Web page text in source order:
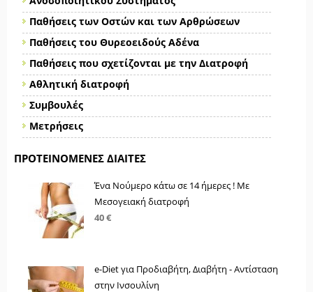
Παθήσεις των Οστών και των Αρθρώσεων
Παθήσεις του Θυρεοειδούς Αδένα
Παθήσεις που σχετίζονται με την Διατροφή
Αθλητική διατροφή
Συμβουλές
Μετρήσεις
ΠΡΟΤΕΙΝΌΜΕΝΕΣ ΔΊΑΙΤΕΣ
Ένα Νούμερο κάτω σε 14 ήμερες ! Με
Μεσογειακή διατροφή
40 €
e-Diet για Προδιαβήτη, Διαβήτη - Αντίσταση
στην Ινσουλίνη